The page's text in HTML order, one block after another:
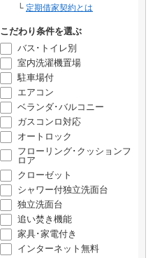
定期借家契約とは
こだわり条件を選ぶ
バス･トイレ別
室内洗濯機置場
駐車場付
エアコン
ベランダ･バルコニー
ガスコンロ対応
オートロック
フローリング･クッションフ
ロア
クローゼット
シャワー付独立洗面台
独立洗面台
追い焚き機能
家具･家電付き
インターネット無料